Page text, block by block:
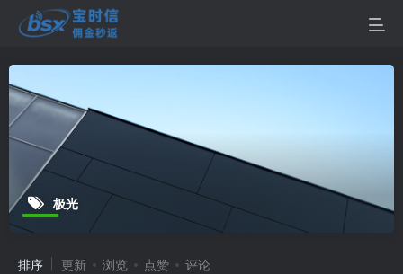
极光
排序 更新 浏览 点赞 评论